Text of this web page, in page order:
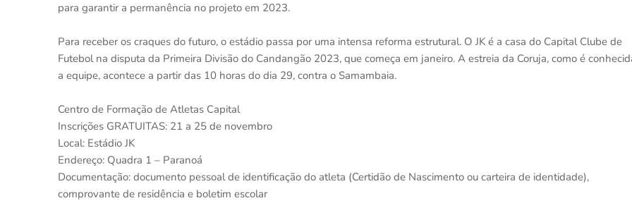
para garantir a permanência no projeto em 2023.
Para receber os craques do futuro, o estádio passa por uma intensa reforma estrutural. O JK é a casa do Capital Clube de
Futebol na disputa da Primeira Divisão do Candangão 2023, que começa em janeiro. A estreia da Coruja, como é
a equipe, acontece a partir das 10 horas do dia 29, contra o Samambaia.
Centro de Formação de Atletas Capital
Inscrições GRATUITAS: 21 a 25 de novembro
Local: Estádio JK
Endereço: Quadra 1 – Paranoá
Documentação: documento pessoal de identificação do atleta (Certidão de Nascimento ou carteira de identidade),
comprovante de residência e boletim escolar